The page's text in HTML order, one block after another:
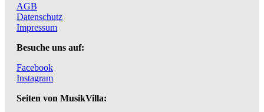
AGB
Datenschutz
Impressum
Besuche uns auf:
Facebook
Instagram
Seiten von MusikVilla: